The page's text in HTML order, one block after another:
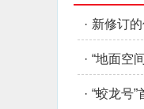
· 新修订
· “地面空
· “蛟龙号